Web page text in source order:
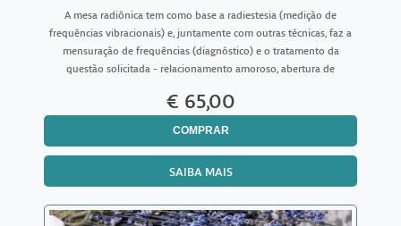
A mesa radiônica tem como base a radiestesia (medição de
frequências vibracionais) e, juntamente com outras técnicas, faz a
mensuração de frequências (diagnóstico) e o tratamento da
questão solicitada - relacionamento amoroso, abertura de
€ 65,00
COMPRAR
SAIBA MAIS